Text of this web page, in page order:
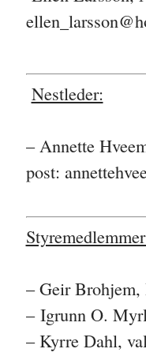
Nestleder:
– Annette
post:
– Geir
– Igrunn O.
– Kyrre Dahl,